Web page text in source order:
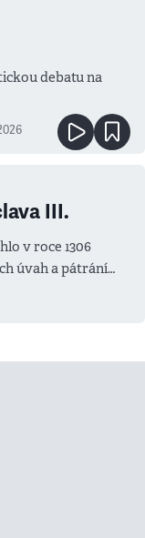
debatu na
III.
úvah a pátrání